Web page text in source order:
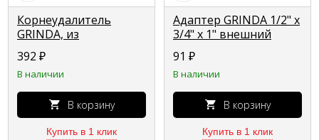
Корнеудалитель
GRINDA, из
углеродистой стали с
коннекторной
системой, 390 мм 8-
421446_z01
392 ₽
В наличии
В корзину
Купить в 1 клик
Адаптер GRINDA 1/2" x
3/4" x 1" внешний
универсальный 8-
426307_z01
91 ₽
В наличии
В корзину
Купить в 1 клик